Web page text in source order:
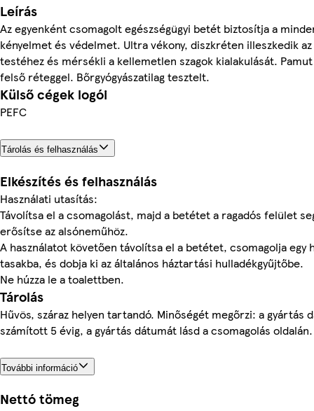
Leírás
Az egyenként csomagolt egészségügyi betét biztosítja a
kényelmet és védelmet. Ultra vékony, diszkréten illeszkedik
testéhez és mérsékli a kellemetlen szagok kialakulását.
felső réteggel. Bőrgyógyászatilag tesztelt.
Külső cégek logói
PEFC
Tárolás és felhasználás
Elkészítés és felhasználás
Használati utasítás:
Távolítsa el a csomagolást, majd a betétet a ragadós felület
erősítse az alsóneműhöz.
A használatot követően távolítsa el a betétet, csomagolja egy
tasakba, és dobja ki az általános háztartási hulladékgyűjtőbe.
Ne húzza le a toalettben.
Tárolás
Hűvös, száraz helyen tartandó. Minőségét megőrzi: a gyártás
számított 5 évig, a gyártás dátumát lásd a csomagolás oldalán.
További információ
Nettó tömeg